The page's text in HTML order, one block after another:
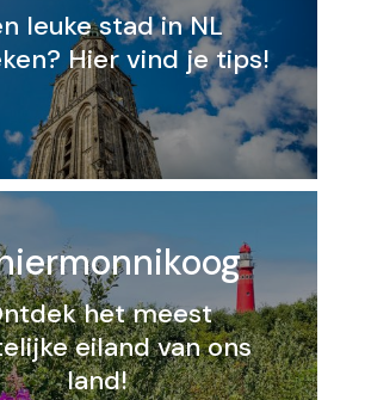
leuke stad in NL
Hier vind je tips!
het meest
eiland van ons
land!